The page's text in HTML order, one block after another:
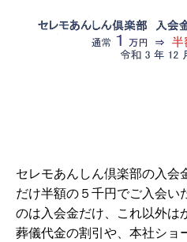
セレモあんしん倶楽部の入会
だけ半額の５千円でご入会い
のは入会金だけ、これ以外は
葬儀代金の割引や、本社ショ